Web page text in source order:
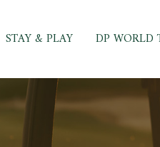
STAY & PLAY DP WORLD